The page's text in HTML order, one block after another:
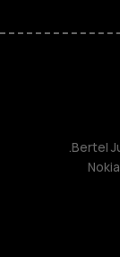
TM و © 2026 HMD Global. جميع الحقوق محفوظة. Bertel Jungin aukio 9, 02600 Espoo, Finland.
مُعرِّف الشركة: 2724044-2. شركة HMD Global Oy حاصلة على ترخيص من الاسم التجاري Nokia